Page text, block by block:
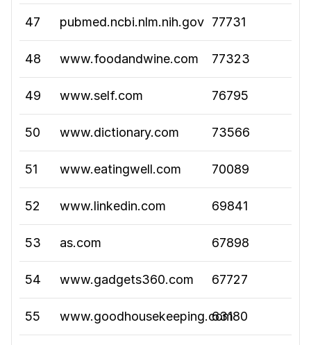
47 pubmed.ncbi.nlm.nih.gov 77731
48 www.foodandwine.com 77323
49 www.self.com 76795
50 www.dictionary.com 73566
51 www.eatingwell.com 70089
52 www.linkedin.com 69841
53 as.com 67898
54 www.gadgets360.com 67727
55 www.goodhousekeeping.com
63180